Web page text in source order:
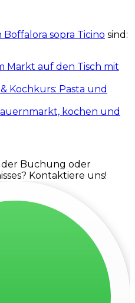
sopra Ticino sind:
Markt auf den Tisch mit
Kochkurs: Pasta und
kochen und
Buchung oder
Kontaktiere uns!